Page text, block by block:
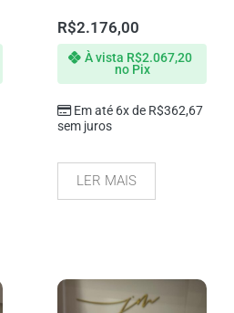
R$2.176,00
Em até 6x de R$362,67
sem juros
À vista R$2.067,20
no Pix
LER MAIS